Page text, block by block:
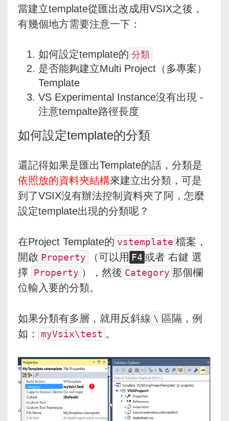
當建立template從匯出改成用VSIX之後，
有幾個地方需要注意一下：
如何設定template的 分類
是否能夠建立Multi Project（多專案）
Template
VS Experimental Instance沒有出現 -
注意tempalte路徑長度
如何設定template的分類
還記得如果是匯出Template的話，分類是
依照放的資料夾結構來建立出分類，可是
到了VSIX沒有辦法控制資料夾了阿，怎麼
設定template出現的分類呢？
在Project Template的 vstemplate 檔案，
開啟 Property （可以用 F4 或者 右鍵 選
擇 Property ），然後 Category 那個欄
位輸入要的分類。
如果分類有多層，就用反斜線 \ 區隔，例
如：
myVsix\test 。